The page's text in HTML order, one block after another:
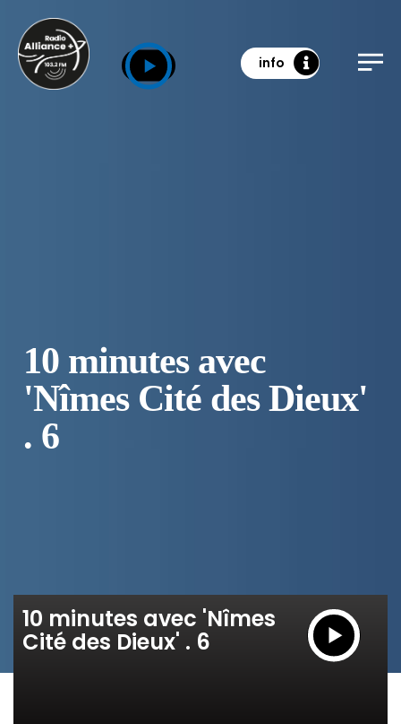
info
10 minutes avec
'Nîmes Cité des Dieux'
. 6
10 minutes avec 'Nîmes
Cité des Dieux' . 6